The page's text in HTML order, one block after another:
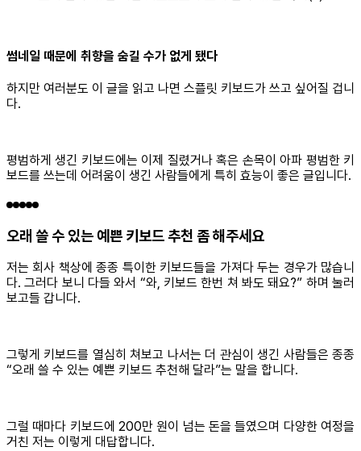
썸네일 때문에 취향을 숨길 수가 없게 됐다
하지만 여러분도 이 글을 읽고 나면 스플릿 키보드가 쓰고 싶어질 겁니
다.
평범하게 생긴 키보드에는 이제 질렸거나 혹은 손목이 아파 평범한 키
보드를 쓰는데 어려움이 생긴 사람들에게 특히 효능이 좋은 글입니다.
오래 쓸 수 있는 예쁜 키보드 추천 좀 해주세요
저는 회사 책상에 종종 특이한 키보드들을 가져다 두는 경우가 많습니
다. 그러다 보니 다들 와서 “와, 키보드 한번 쳐 봐도 돼요?” 하며 눌러
보고들 갑니다.
그렇게 키보드를 열심히 쳐보고 나서는 더 관심이 생긴 사람들은 종종
“오래 쓸 수 있는 예쁜 키보드 추천해 달라”는 말을 합니다.
그럴 때마다 키보드에 200만 원이 넘는 돈을 들였으며 다양한 여정을
거친 저는 이렇게 대답합니다.